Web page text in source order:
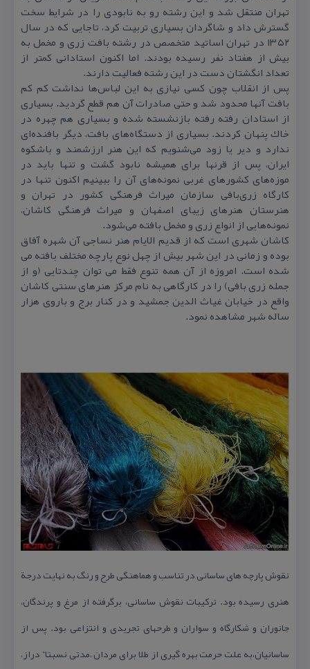
تهران منتقل شد و این رشته رو به نابودی را در شرایط سخت
گسترش داد و شاگردان بسیاری تربیت كرد، تاجایی كه در سال
۱۳۵۲ در تهران اساتید متخصص در رشته بافت زری و مخمل به
بیش از هفتاد نفر رسیده بودند. اما اكنون استادانی كمتر از
تعداد انگشتان دست در این رشته فعالیت دارند.
پس از انقلاب چون كسی نیازی به این لباس‌ها نداشت كم كم
بافت آنها محدود شد و حتی صادرات آن هم قطع گردید. بسیاری
از استادان رفته رفته بازنشسته شده و بسیاری هم چهره در
خاك پنهان كردند. بسیاری از دستگاه‌های بافت، دیگر بافنده‌ای
ندارد و دیر یا زود می‌شنویم كه این هنر ارزشمند و باشكوه
ایران، پس از قرنها برای همیشه نابود گشت و تنها باید در
موزه‌های كشورهای غربی نمونه‌های آن را ببینیم اكنون‌ تنها در
كارگاه‌ زری‌بافی‌ سازمان‌ میراث‌ فرهنگی‌ كشور در تهران‌ و
هنرستان‌ هنرهای‌ زیبای‌ اصفهان‌ و میراث‌ فرهنگی‌ كاشان‌،
نمونه‌هایی ‌از انواع‌ زری‌ و مخمل‌ بافته‌ می‌شود.
كاشان شهری است كه از قدیم الایام هنر نساجی آن شهره آفاق
بوده و زمانی در این شهر بیش از چهل نوع پارچه مختلف بافته می
شده است. امروزه از آن همه تنوع فقط می توان چندتایی (و از
جمله زری بافی) را در كارگاهی به نام مركز هنرهای سنتی كاشان
واقع در خیابان غیاث الدین جمشید و در كنار برج و باروی هزار
ساله شهر مشاهده نمود.
نقوش‌ پارچه‌ های‌ ساسانی‌ در تناسب‌ و هماهنگی‌ طرح‌ و رنگ‌ به‌ نهایت‌ درجة‌
هنری‌ رسیده‌ بود. تركیبات‌ نقوش‌ ساسانی‌، برگرفته‌ از مرغ‌ و پرندگان‌،
جانوران‌ و شكارگاه‌ و سواران‌ و طرحهای‌ تجریدی‌ و انتزاعی‌ بود. پس از
ساسانیان‌،به‌ علت‌ حرمت‌ بهره‌ گیری‌ از طلا برای‌ مردان‌ ،مدتی‌ نسبتا” دراز،